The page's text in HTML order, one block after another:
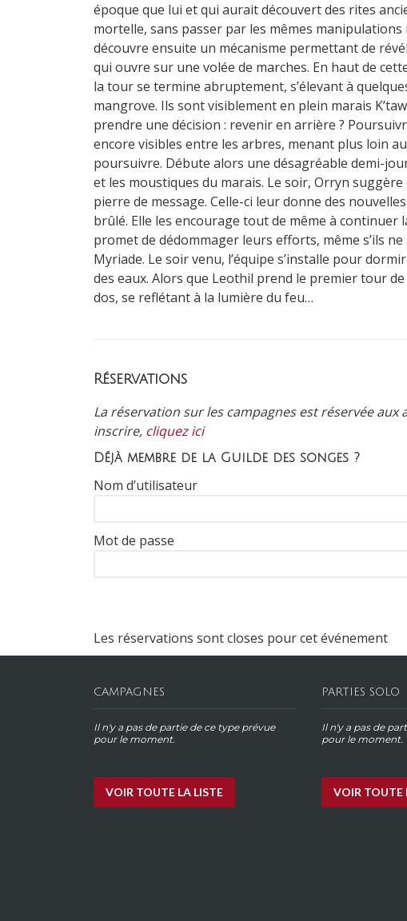
époque que lui et qui aurait découvert des rites
mortelle, sans passer par les mêmes
découvre ensuite un mécanisme permettant de
qui ouvre sur une volée de marches. En haut de
la tour se termine abruptement, s’élevant à
mangrove. Ils sont visiblement en plein marais
prendre une décision : revenir en arrière ?
encore visibles entre les arbres, menant plus loin
poursuivre. Débute alors une désagréable demi-
et les moustiques du marais. Le soir, Orryn
pierre de message. Celle-ci leur donne des
brûlé. Elle les encourage tout de même à continuer
promet de dédommager leurs efforts, même s’ils
Myriade. Le soir venu, l’équipe s’installe pour
des eaux. Alors que Leothil prend le premier tour
dos, se reflétant à la lumière du feu…
Réservations
La réservation sur les campagnes est réservée
inscrire, cliquez ici
Déjà membre de la Guilde des songes ?
Nom d’utilisateur
Mot de passe
Les réservations sont closes pour cet événement
CAMPAGNES
Il n'y a pas de partie de ce type prévue
pour le moment.
VOIR TOUTE LA LISTE
PARTIES SOLO
Il n'y a pas de
pour le moment.
VOIR TOUTE